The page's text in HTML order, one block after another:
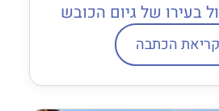
בעירו של גיום הכובש
הכתבה